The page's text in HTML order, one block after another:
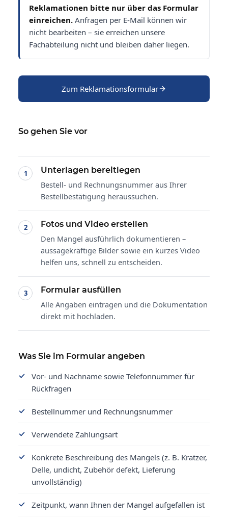
Reklamationen bitte nur über das Formular
einreichen. Anfragen per E-Mail können wir
nicht bearbeiten – sie erreichen unsere
Fachabteilung nicht und bleiben daher liegen.
Zum Reklamationsformular
So gehen Sie vor
Unterlagen bereitlegen
Bestell- und Rechnungsnummer aus Ihrer
Bestellbestätigung heraussuchen.
Fotos und Video erstellen
Den Mangel ausführlich dokumentieren –
aussagekräftige Bilder sowie ein kurzes Video
helfen uns, schnell zu entscheiden.
Formular ausfüllen
Alle Angaben eintragen und die Dokumentation
direkt mit hochladen.
Was Sie im Formular angeben
Vor- und Nachname sowie Telefonnummer für
Rückfragen
Bestellnummer und Rechnungsnummer
Verwendete Zahlungsart
Konkrete Beschreibung des Mangels (z. B. Kratzer,
Delle, undicht, Zubehör defekt, Lieferung
unvollständig)
Zeitpunkt, wann Ihnen der Mangel aufgefallen ist